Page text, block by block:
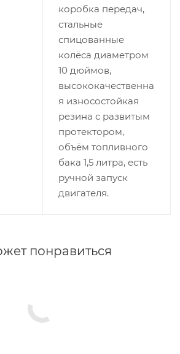
коробка передач,
стальные
спицованные
колёса диаметром
10 дюймов,
высококачественна
я износостойкая
резина с развитым
протектором,
объём топливного
бака 1,5 литра, есть
ручной запуск
двигателя.
понравиться